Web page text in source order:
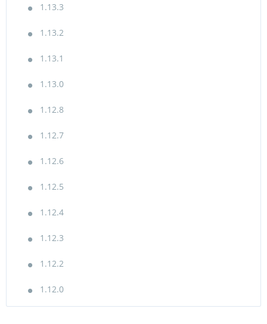
1.13.3
1.13.2
1.13.1
1.13.0
1.12.8
1.12.7
1.12.6
1.12.5
1.12.4
1.12.3
1.12.2
1.12.0